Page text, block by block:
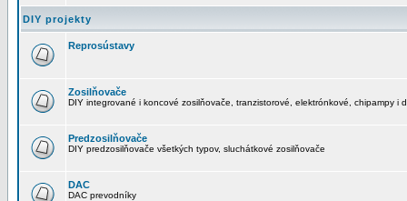
DIY projekty
Reprosústavy
Zosilňovače
DIY integrované i koncové zosilňovače, tranzistorové, elektrónkové, chipampy i
Predzosilňovače
DIY predzosilňovače všetkých typov, sluchátkové zosilňovače
DAC
DAC prevodníky